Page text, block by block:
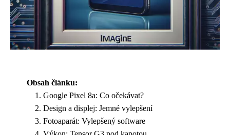
Obsah článku:
Google Pixel 8a: Co očekávat?
Design a displej: Jemné vylepšení
Fotoaparát: Vylepšený software